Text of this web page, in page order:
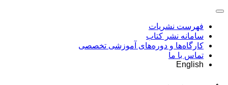
فهرست نشریات
سامانه نشر کتاب
کارگاه‌ها و دوره‌های آموزشی تخصصی
تماس با ما
English